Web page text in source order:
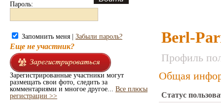
Пароль:
Запомнить меня | Забыли пароль?
Еще не участник?
Зарегистрированные участники могут
размещать свои фото, следить за
комментариями и многое другое... Все плюсы
регистрации >>
Berl-
Профиль
Общая
Статус